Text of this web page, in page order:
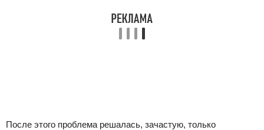
После этого проблема решалась, зачастую, только